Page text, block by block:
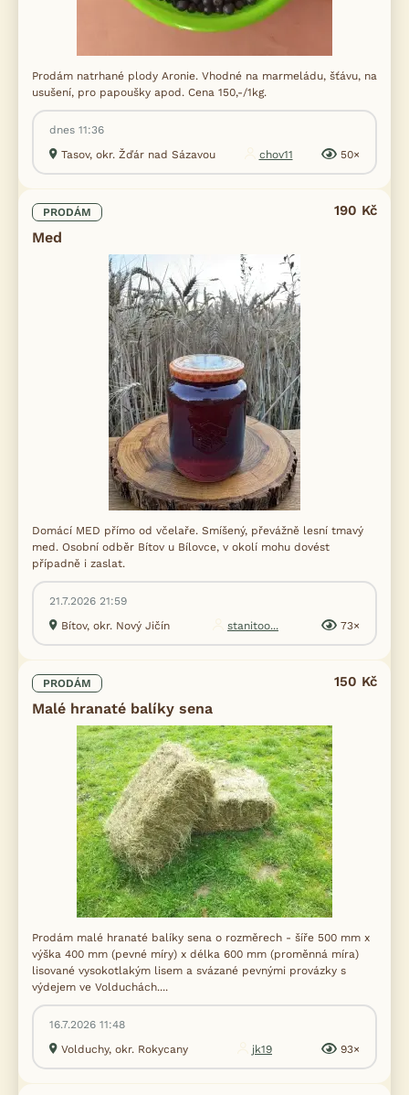
Prodám natrhané plody Aronie. Vhodné na marmeládu, šťávu, na
usušení, pro papoušky apod. Cena 150,-/1kg.
dnes 11:36
Tasov, okr. Žďár nad Sázavou
chov11 50×
PRODÁM
Med
190 Kč
Domácí MED přímo od včelaře. Smíšený, převážně lesní tmavý
med. Osobní odběr Bítov u Bílovce, v okolí mohu dovést
případně i zaslat.
21.7.2026 21:59
Bítov, okr. Nový Jičín
stanitoo... 73×
PRODÁM
Malé hranaté balíky sena
150 Kč
Prodám malé hranaté balíky sena o rozměrech - šíře 500 mm x
výška 400 mm (pevné míry) x délka 600 mm (proměnná míra)
lisované vysokotlakým lisem a svázané pevnými provázky s
výdejem ve Volduchách....
16.7.2026 11:48
Volduchy, okr. Rokycany
jk19 93×